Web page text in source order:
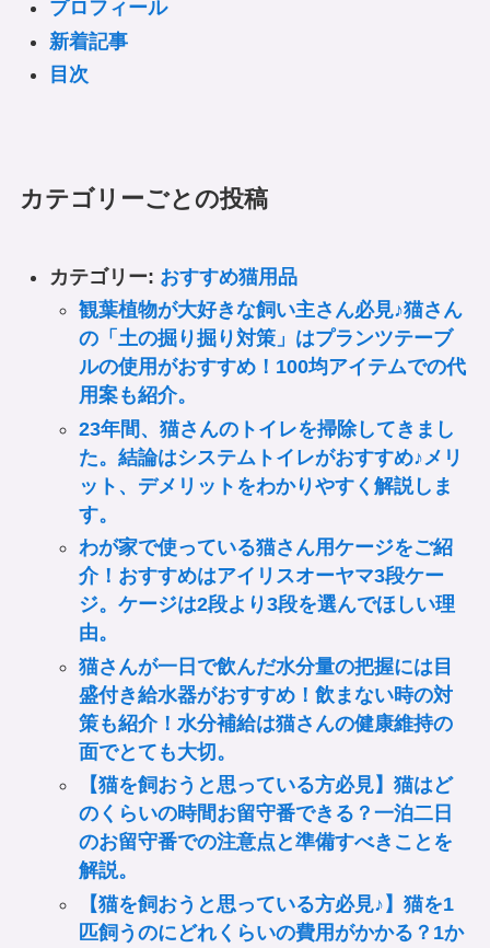
プロフィール
新着記事
目次
カテゴリーごとの投稿
カテゴリー: おすすめ猫用品
観葉植物が大好きな飼い主さん必見♪猫さん
の「土の掘り掘り対策」はプランツテーブ
ルの使用がおすすめ！100均アイテムでの代
用案も紹介。
23年間、猫さんのトイレを掃除してきまし
た。結論はシステムトイレがおすすめ♪メリ
ット、デメリットをわかりやすく解説しま
す。
わが家で使っている猫さん用ケージをご紹
介！おすすめはアイリスオーヤマ3段ケー
ジ。ケージは2段より3段を選んでほしい理
由。
猫さんが一日で飲んだ水分量の把握には目
盛付き給水器がおすすめ！飲まない時の対
策も紹介！水分補給は猫さんの健康維持の
面でとても大切。
【猫を飼おうと思っている方必見】猫はど
のくらいの時間お留守番できる？一泊二日
のお留守番での注意点と準備すべきことを
解説。
【猫を飼おうと思っている方必見♪】猫を1
匹飼うのにどれくらいの費用がかかる？1か